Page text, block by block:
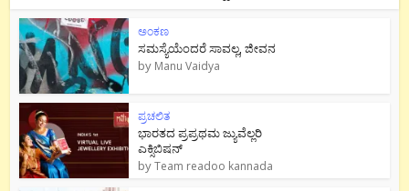
ಅಂಕಣ
ಸಮಸ್ಯೆಯೆಂದರೆ ಸಾವಲ್ಲ, ಜೀವನ
by Manu Vaidya
ಪ್ರಚಲಿತ
ಭಾರತದ ಪ್ರಪ್ರಥಮ ಜ್ಯುವೆಲ್ಲರಿ
ಎಕ್ಸಿಬಿಷನ್
byTeam readoo kannada